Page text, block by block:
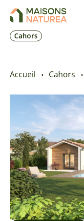
Cahors
Nos offres
Accueil Cahors